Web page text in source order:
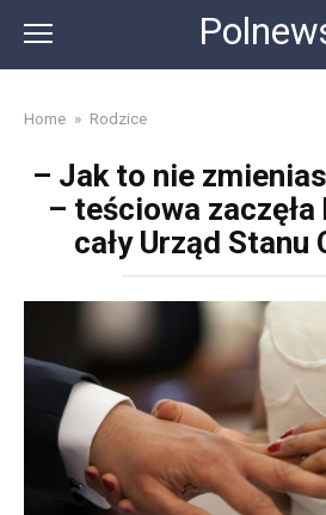
content
Home » Rodzice
– Jak to nie
– teściowa
cały Urząd Stanu